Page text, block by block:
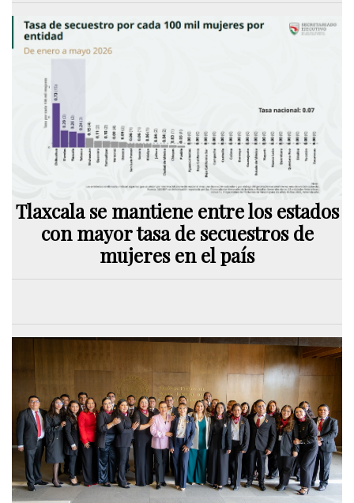
Tlaxcala se mantiene entre los estados
con mayor tasa de secuestros de
mujeres en el país